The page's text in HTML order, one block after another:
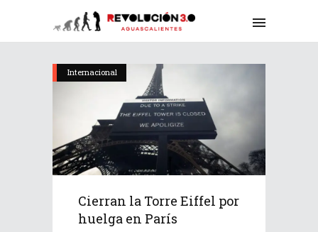
Internacional
Cierran la Torre Eiffel por
huelga en París